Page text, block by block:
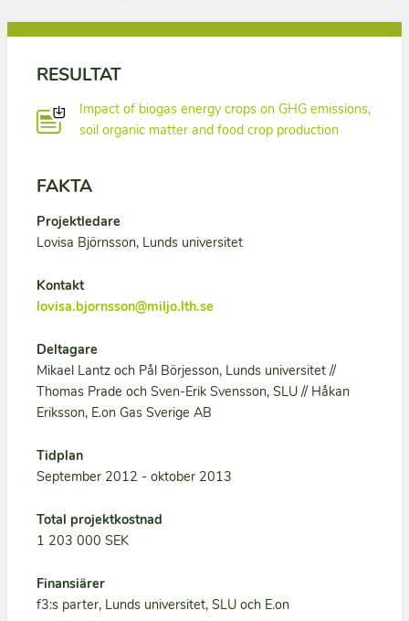
RESULTAT
Impact of biogas energy crops on GHG emissions,
soil organic matter and food crop production
FAKTA
Projektledare
Lovisa Björnsson, Lunds universitet
Kontakt
lovisa.bjornsson@miljo.lth.se
Deltagare
Mikael Lantz och Pål Börjesson, Lunds universitet //
Thomas Prade och Sven-Erik Svensson, SLU // Håkan
Eriksson, E.on Gas Sverige AB
Tidplan
September 2012 - oktober 2013
Total projektkostnad
1 203 000 SEK
Finansiärer
f3:s parter, Lunds universitet, SLU och E.on